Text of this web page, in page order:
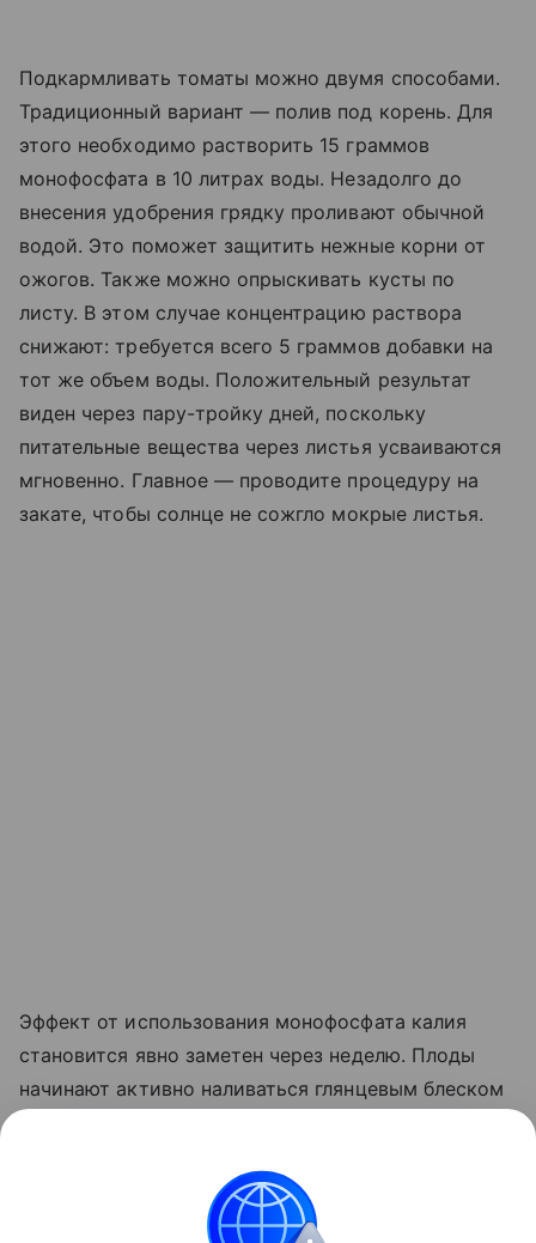
Подкармливать томаты можно двумя способами.
Традиционный вариант — полив под корень. Для
этого необходимо растворить 15 граммов
монофосфата в 10 литрах воды. Незадолго до
внесения удобрения грядку проливают обычной
водой. Это поможет защитить нежные корни от
ожогов. Также можно опрыскивать кусты по
листу. В этом случае концентрацию раствора
снижают: требуется всего 5 граммов добавки на
тот же объем воды. Положительный результат
виден через пару-тройку дней, поскольку
питательные вещества через листья усваиваются
мгновенно. Главное — проводите процедуру на
закате, чтобы солнце не сожгло мокрые листья.
Эффект от использования монофосфата калия
становится явно заметен через неделю. Плоды
начинают активно наливаться глянцевым блеском
свою силу на том, чтобы дать урожайю
возможность нормально вызреть.